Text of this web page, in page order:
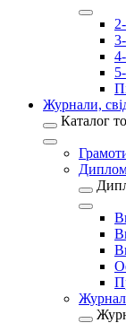
Журнали,
Каталог